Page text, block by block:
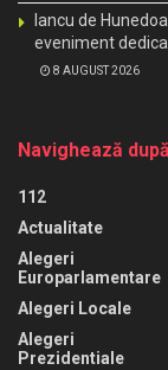
Iancu de
eveniment
8 AUGUST 2026
Navighează
112
Actualitate
Alegeri
Europarlamentare
Alegeri Locale
Alegeri
Prezidentiale